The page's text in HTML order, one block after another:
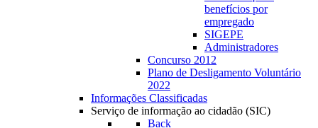
benefícios por
empregado
SIGEPE
Administradores
Concurso 2012
Plano de Desligamento Voluntário
2022
Informações Classificadas
Serviço de informação ao cidadão (SIC)
Back